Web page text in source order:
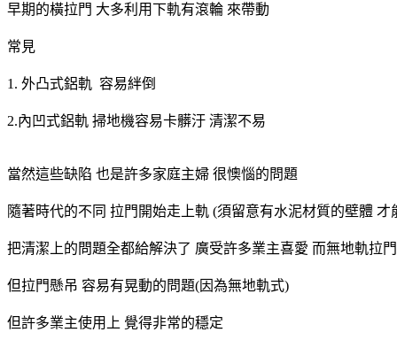
早期的橫拉門 大多利用下軌有滾輪 來帶動
常見
1. 外凸式鋁軌 容易絆倒
2.內凹式鋁軌 掃地機容易卡髒汙 清潔不易
當然這些缺陷 也是許多家庭主婦 很懊惱的問題
隨著時代的不同 拉門開始走上軌 (須留意有水泥材質的壁體
把清潔上的問題全都給解決了 廣受許多業主喜愛 而無地軌拉
但拉門懸吊 容易有晃動的問題(因為無地軌式)
但許多業主使用上 覺得非常的穩定